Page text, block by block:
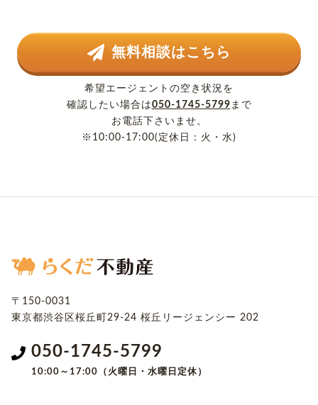
無料相談はこちら
希望エージェントの空き状況を
確認したい場合は050-1745-5799 まで
お電話下さいませ。
※10:00-17:00(定休日：火・水)
〒150-0031
東京都渋谷区桜丘町29-24 桜丘リージェンシー 202
050-1745-5799
10:00～17:00（火曜日・水曜日定休）